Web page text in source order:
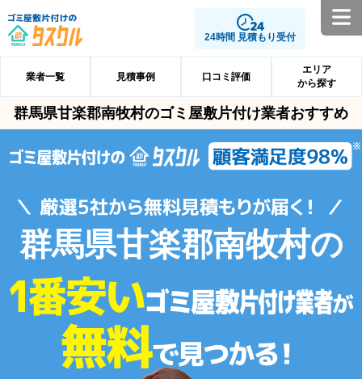
24時間 見積もり受付
業者一覧 見積事例 口コミ評価
エリア
から探す
群馬県甘楽郡南牧村のゴミ屋敷片付け業者おすすめ
群馬県甘楽郡南牧村の